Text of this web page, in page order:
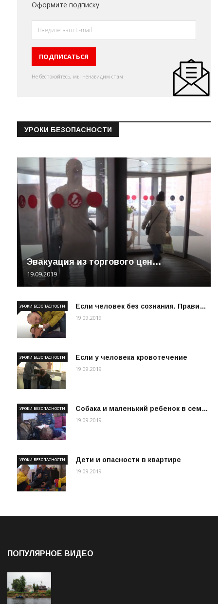
Оформите подписку
Не беспокойтесь, мы ненавидим спам
УРОКИ БЕЗОПАСНОСТИ
Эвакуация из торгового цен…
19.09.2019
Если человек без сознания. Прави…
УРОКИ БЕЗОПАСНОСТИ
19.09.2019
Если у человека кровотечение
УРОКИ БЕЗОПАСНОСТИ
19.09.2019
Собака и маленький ребенок в сем…
УРОКИ БЕЗОПАСНОСТИ
19.09.2019
Дети и опасности в квартире
УРОКИ БЕЗОПАСНОСТИ
19.09.2019
ПОПУЛЯРНОЕ ВИДЕО